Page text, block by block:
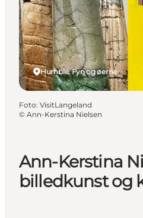
Overnatning
Planlæg ferien
Ann-Kerstina
billedkunst og
Humble, Fyn og øerne
Foto: VisitLangeland
© Ann-Kerstina Nielsen